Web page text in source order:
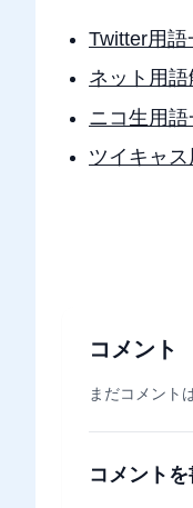
Twitter用語
ネット用
ニコ生用語
ツイキャ
コメント
まだコメント
コメントを